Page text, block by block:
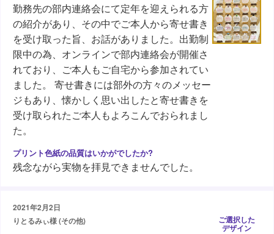
勤務先の部内連絡会にて定年を迎えられる方
の紹介があり、その中でご本人から寄せ書き
を受け取った旨、お話がありました。出勤制
限中の為、オンラインで部内連絡会が開催さ
れており、ご本人もご自宅から参加されてい
ました。 寄せ書きには部外の方々のメッセー
ジもあり、懐かしく思い出したと寄せ書きを
受け取られたご本人もよろこんでおられまし
た。
残念ながら実物を拝見できませんでした。
2021年2月2日
りとるみぃ様 (その他)
ご選択した
デザイン